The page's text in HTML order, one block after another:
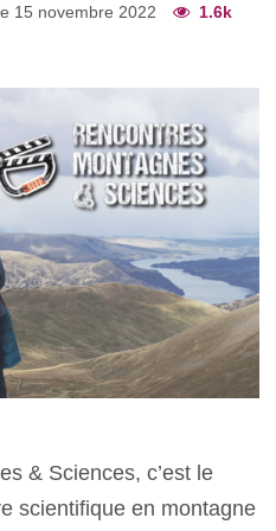
15 novembre 2022 1.6k
& Sciences, c’est le
scientifique en montagne